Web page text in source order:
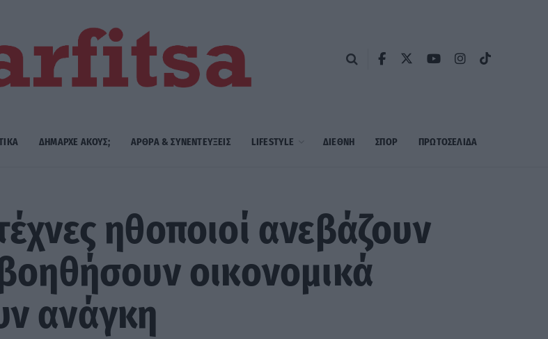
ΔΗΜΑΡΧE ΑΚΟΥΣ; ΑΡΘΡΑ & ΣΥΝΕΝΤΕΥΞΕΙΣ LIFESTYLE ΔΙΕΘΝΗ ΣΠΟΡ ΠΡΩΤΟΣΈΛΙΔΑ
ηθοποιοί ανεβάζουν
οικονομικά
ανάγκη